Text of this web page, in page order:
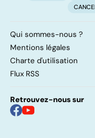
Qui sommes-nous ?
Mentions légales
Charte d'utilisation
Flux RSS
Retrouvez-nous sur